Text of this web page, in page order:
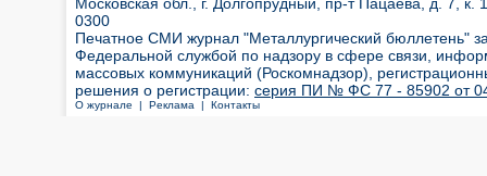
0300
Печатное СМИ журнал "Металлургический бюллетень"
Федеральной службой по надзору в сфере связи,
массовых коммуникаций (Роскомнадзор),
решения о регистрации: серия ПИ № ФС 77 - 85902 от 04
О журнале | Реклама | Контакты